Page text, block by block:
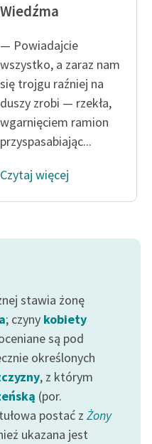
Wiedźma
— Powiadajcie
wszystko, a zaraz nam
się trojgu raźniej na
duszy zrobi — rzekła,
wgarnięciem ramion
przyspasabiając...
Czytaj więcej
stawia żonę
; czyny kobiety
są pod
określonych
, z którym
(por.
postać z Żony
ukazana jest